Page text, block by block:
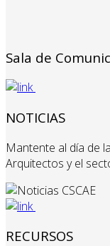
Sala de
NOTICIAS
Mantente al día de
Arquitectos y el
RECURSOS